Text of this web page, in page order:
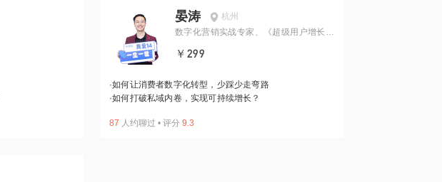
晏涛
杭州
数字化营销实战专家、《超级用户增长》
￥299
·如何让消费者数字化转型，少踩少走弯路
·如何打破私域内卷，实现可持续增长？
87 人约聊过 • 评分 9.3